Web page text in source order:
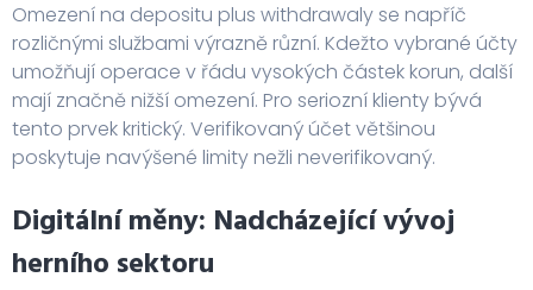
Omezení na depositu plus withdrawaly se napříč
rozličnými službami výrazně různí. Kdežto vybrané účty
umožňují operace v řádu vysokých částek korun, další
mají značně nižší omezení. Pro seriozní klienty bývá
tento prvek kritický. Verifikovaný účet většinou
poskytuje navýšené limity nežli neverifikovaný.
Digitální měny: Nadcházející vývoj
herního sektoru